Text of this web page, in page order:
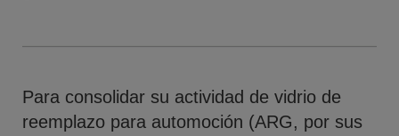
Para consolidar su actividad de vidrio de
reemplazo para automoción (ARG, por sus